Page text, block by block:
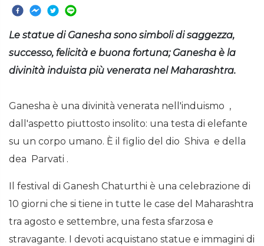
Le statue di Ganesha sono simboli di saggezza,
successo, felicità e buona fortuna; Ganesha è la
divinità induista più venerata nel Maharashtra.
Ganesha è una divinità venerata nell'induismo ,
dall'aspetto piuttosto insolito: una testa di elefante
su un corpo umano. È il figlio del dio Shiva e della
dea Parvati .
Il festival di Ganesh Chaturthi è una celebrazione di
10 giorni che si tiene in tutte le case del Maharashtra
tra agosto e settembre, una festa sfarzosa e
stravagante. I devoti acquistano statue e immagini di